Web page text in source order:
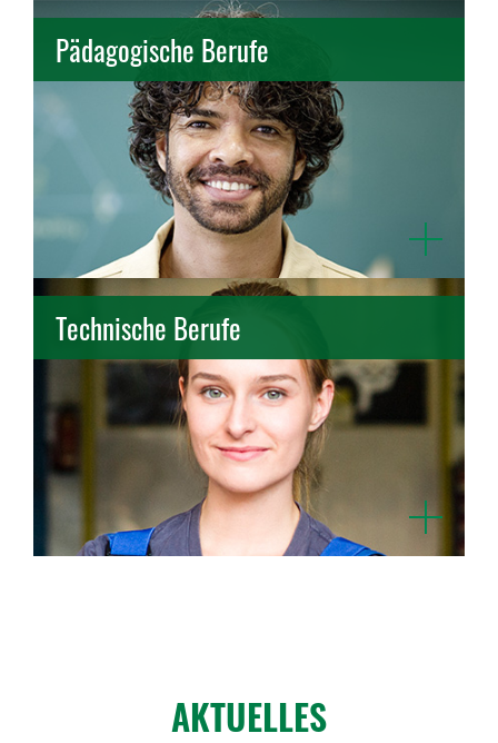
Open
Pädagogische Berufe
Pädagogische Berufe entdecken
Erzieher*in
Heilerziehungspflege
Open
Technische Berufe
Technische Berufe entdecken
Maschinenbautechnik
Kunststofftechnik
AKTUELLES